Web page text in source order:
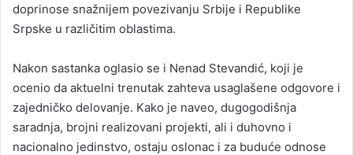
doprinose snažnijem povezivanju Srbije i Republike
Srpske u različitim oblastima.
Nakon sastanka oglasio se i Nenad Stevandić, koji je
ocenio da aktuelni trenutak zahteva usaglašene odgovore i
zajedničko delovanje. Kako je naveo, dugogodišnja
saradnja, brojni realizovani projekti, ali i duhovno i
nacionalno jedinstvo, ostaju oslonac i za buduće odnose